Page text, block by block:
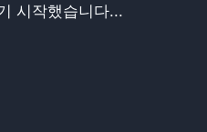
시작했습니다...